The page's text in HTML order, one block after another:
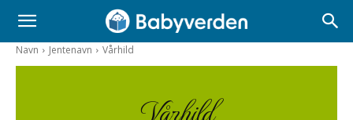
Navn Jentenavn Vårhild